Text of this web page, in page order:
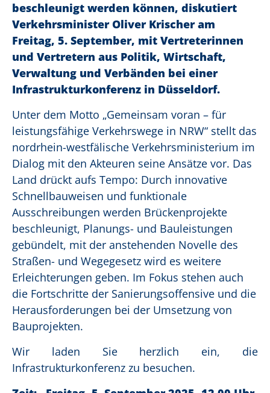
beschleunigt werden können, diskutiert
Verkehrsminister Oliver Krischer am
Freitag, 5. September, mit Vertreterinnen
und Vertretern aus Politik, Wirtschaft,
Verwaltung und Verbänden bei einer
Infrastrukturkonferenz in Düsseldorf.
Unter dem Motto „Gemeinsam voran – für
leistungsfähige Verkehrswege in NRW“ stellt das
nordrhein-westfälische Verkehrsministerium im
Dialog mit den Akteuren seine Ansätze vor. Das
Land drückt aufs Tempo: Durch innovative
Schnellbauweisen und funktionale
Ausschreibungen werden Brückenprojekte
beschleunigt, Planungs- und Bauleistungen
gebündelt, mit der anstehenden Novelle des
Straßen- und Wegegesetz wird es weitere
Erleichterungen geben. Im Fokus stehen auch
die Fortschritte der Sanierungsoffensive und die
Herausforderungen bei der Umsetzung von
Bauprojekten.
Wir laden Sie herzlich ein, die
Infrastrukturkonferenz zu besuchen.